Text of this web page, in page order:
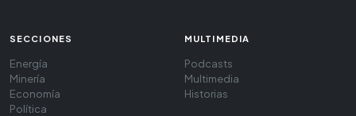
SECCIONES
Energía
Minería
Economía
Política
MULTIMEDIA
Podcasts
Multimedia
Historias